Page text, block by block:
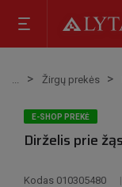
Žirgų prekės
E-SHOP PREKĖ
Dirželis prie
Kodas 010305480 |